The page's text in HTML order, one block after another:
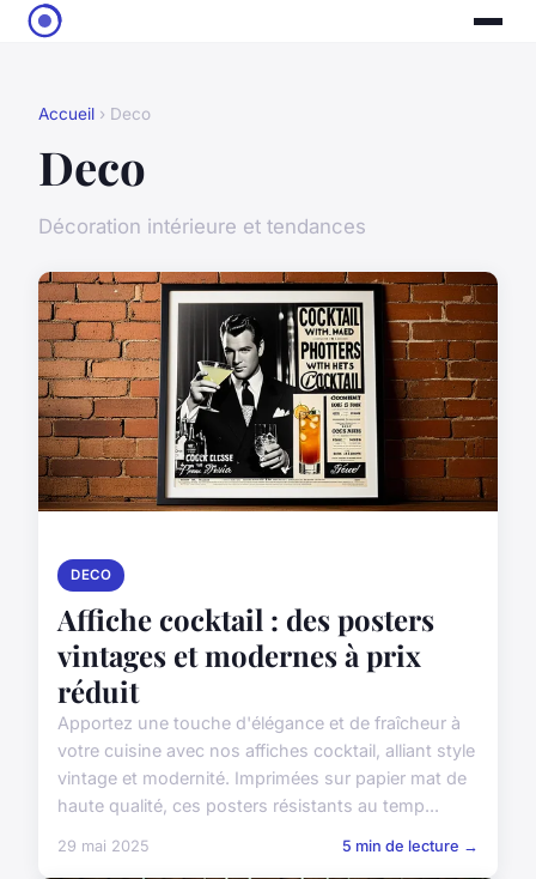
Accueil › Deco
Deco
Décoration intérieure et tendances
DECO
Affiche cocktail : des posters
vintages et modernes à prix
réduit
Apportez une touche d'élégance et de fraîcheur à
votre cuisine avec nos affiches cocktail, alliant style
vintage et modernité. Imprimées sur papier mat de
haute qualité, ces posters résistants au temp...
29 mai 2025 5 min de lecture →